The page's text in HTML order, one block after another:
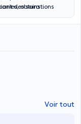
obturations
dentaires fixes ou
des soins
Voir tout